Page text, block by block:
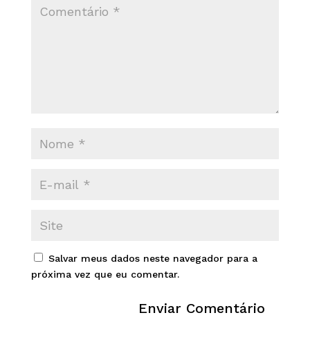
Salvar meus dados neste navegador para a
próxima vez que eu comentar.